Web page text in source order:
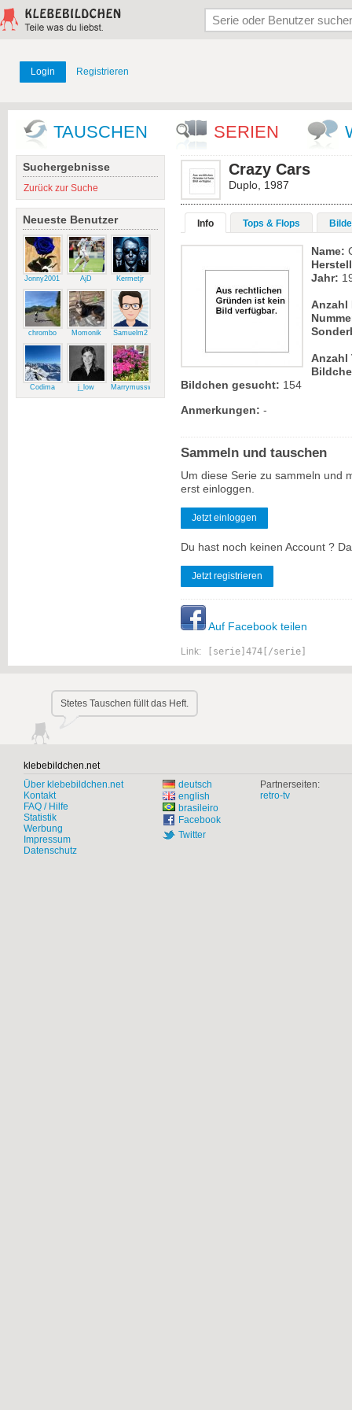
Login Registrieren
TAUSCHEN SERIEN
Suchergebnisse
Zurück zur Suche
Neueste Benutzer
Jonny2001 AjD Kermetjr
chrombo Momonik Samuelm2
Codima j_low Marrymussweg
Crazy Cars
Duplo, 1987
Info Tops & Flops
Name:
Jahr:
Anzahl
Anzahl
Bildchen gesucht: 154
Anmerkungen: -
Sammeln und tauschen
Um diese Serie zu sammeln und
erst einloggen.
Jetzt einloggen
Du hast noch keinen Account ?
Jetzt registrieren
Auf Facebook teilen
Link: [serie]474[/serie]
Stetes Tauschen füllt das Heft.
klebebildchen.net
Über klebebildchen.net
Kontakt
FAQ / Hilfe
Statistik
Werbung
Impressum
Datenschutz
deutsch
english
brasileiro
Facebook
Twitter
Partnerseiten:
retro-tv